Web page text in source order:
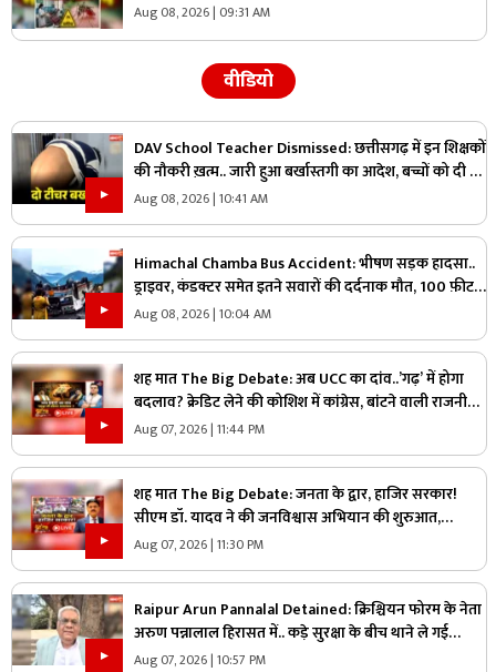
34 लोगों की तबीयत, स्वास्थ्य विभाग में मचा हड़कंप
Aug 08, 2026 | 09:31 AM
वीडियो
DAV School Teacher Dismissed: छत्तीसगढ़ में इन शिक्षकों
की नौकरी ख़त्म.. जारी हुआ बर्खास्तगी का आदेश, बच्चों को दी थी
ये तालिबानी सजा
Aug 08, 2026 | 10:41 AM
Himachal Chamba Bus Accident: भीषण सड़क हादसा..
ड्राइवर, कंडक्टर समेत इतने सवारों की दर्दनाक मौत, 100 फ़ीट
की गहराई में जा गिरी बस
Aug 08, 2026 | 10:04 AM
शह मात The Big Debate: अब UCC का दांव..’गढ़’ में होगा
बदलाव? क्रेडिट लेने की कोशिश में कांग्रेस, बांटने वाली राजनीति
पर क्या है सरकार का जवाब?
Aug 07, 2026 | 11:44 PM
शह मात The Big Debate: जनता के द्वार, हाजिर सरकार!
सीएम डॉ. यादव ने की जनविश्वास अभियान की शुरुआत,
जनविश्वास मुहीम से क्या मजबूत होगी जमीनी पकड़
Aug 07, 2026 | 11:30 PM
Raipur Arun Pannalal Detained: क्रिश्चियन फोरम के नेता
अरुण पन्नालाल हिरासत में.. कड़े सुरक्षा के बीच थाने ले गई
पुलिस, जानें क्या है आरोप
Aug 07, 2026 | 10:57 PM